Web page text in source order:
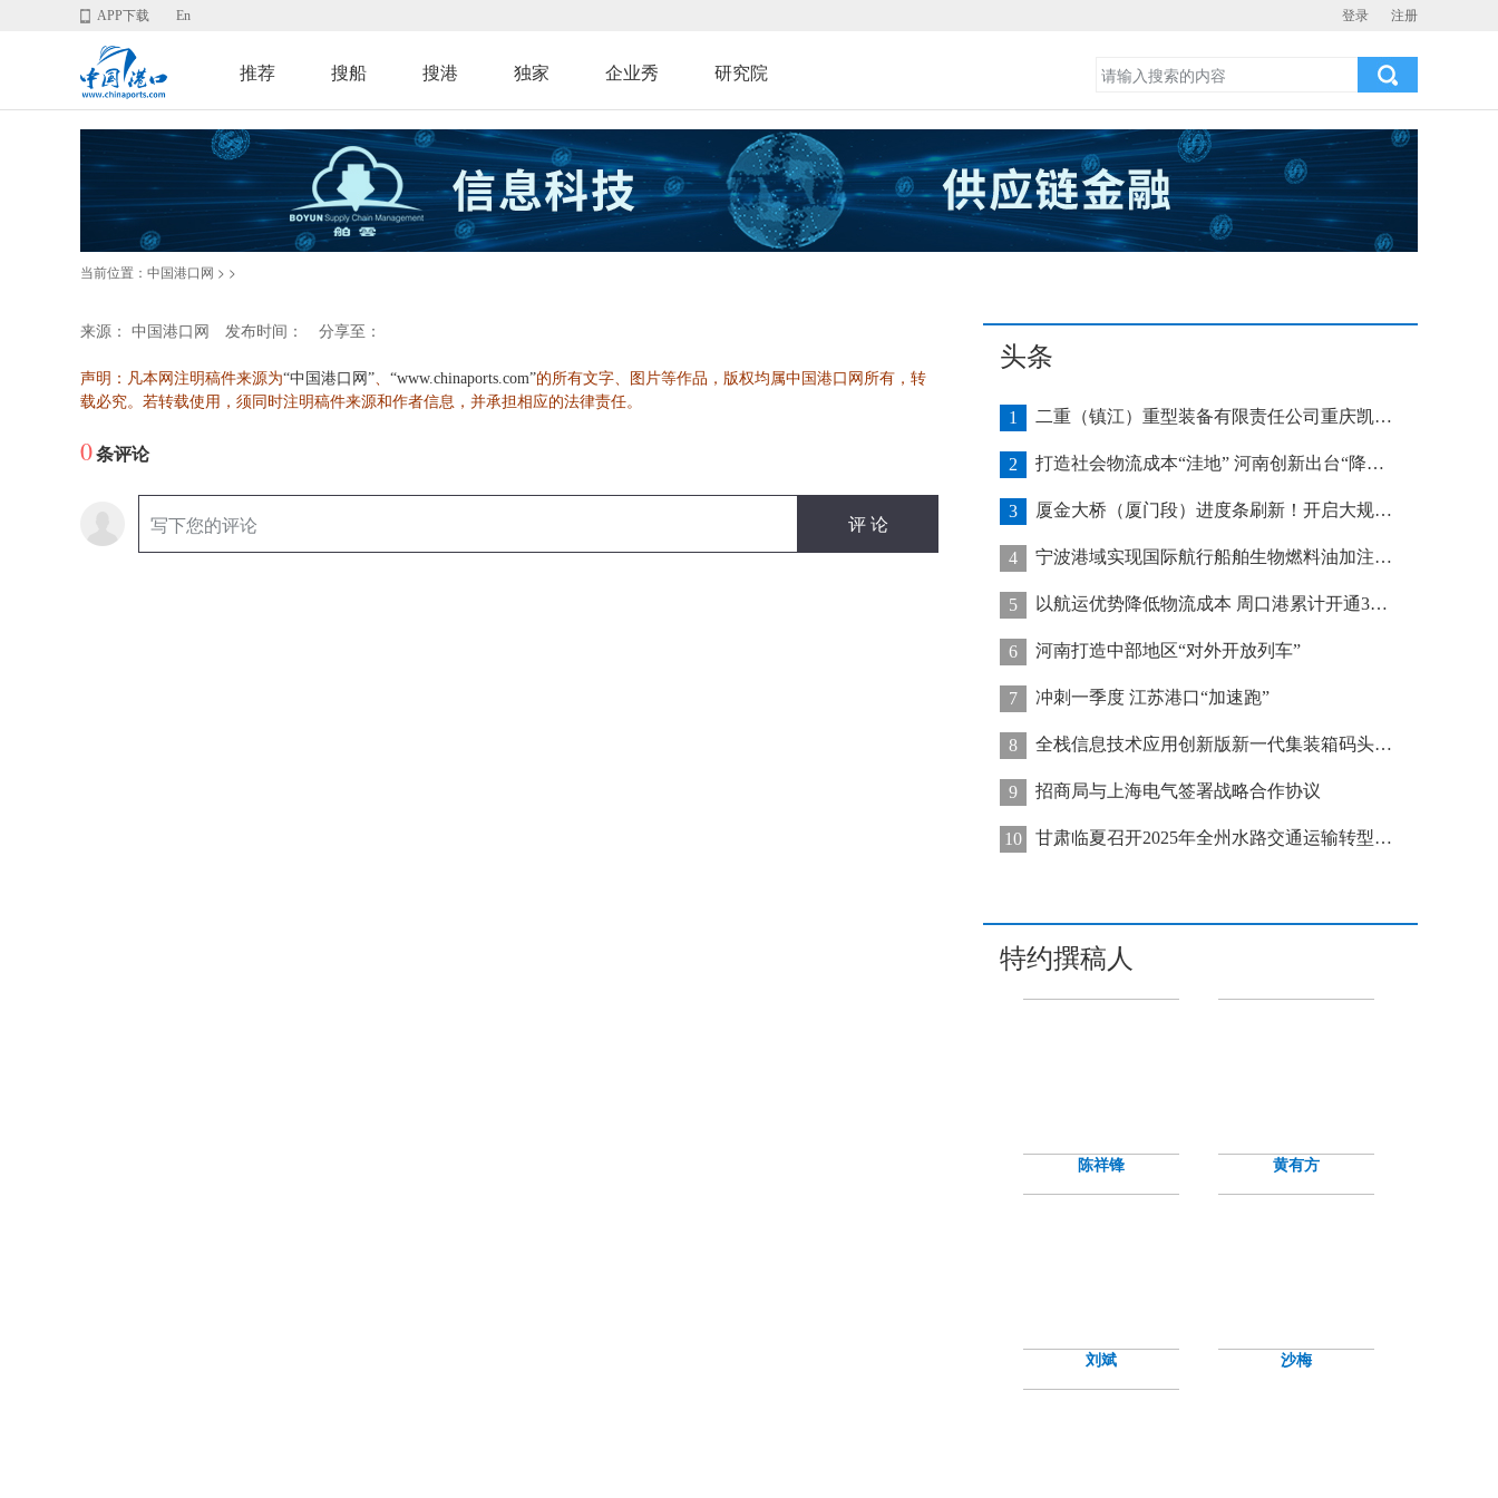
登录 注册
APP下载 En
推荐 搜船 搜港 独家 企业秀 研究院
当前位置： 中国港口网 > >
来源： 中国港口网 发布时间： 分享至：
声明：凡本网注明稿件来源为“中国港口网”、 “www.chinaports.com”的所有文字、图片等作品，版权均属中国港口网所有，转
载必究。若转载使用，须同时注明稿件来源和作者信息，并承担相应的法律责任。
0条评论
头条
1 二重（镇江）重型装备有限责任公司重庆凯瑞项目发运助力海上风电产业发展
2 打造社会物流成本“洼地” 河南创新出台“降本16条”
3 厦金大桥（厦门段）进度条刷新！开启大规模桥梁装配化施工新阶段
4 宁波港域实现国际航行船舶生物燃料油加注“零突破”
5 以航运优势降低物流成本 周口港累计开通32条集装箱航线
6 河南打造中部地区“对外开放列车”
7 冲刺一季度 江苏港口“加速跑”
8 全栈信息技术应用创新版新一代集装箱码头管控系统在天津港上线运行
9 招商局与上海电气签署战略合作协议
10 甘肃临夏召开2025年全州水路交通运输转型发展推进会
特约撰稿人
陈祥锋 黄有方
刘斌 沙梅